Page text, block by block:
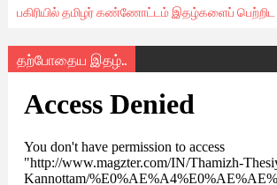
பகிரியில் தமிழர் கண்ணோட்டம் இதழ்களைப் பெற்றிட
தற்போதைய இதழ்..